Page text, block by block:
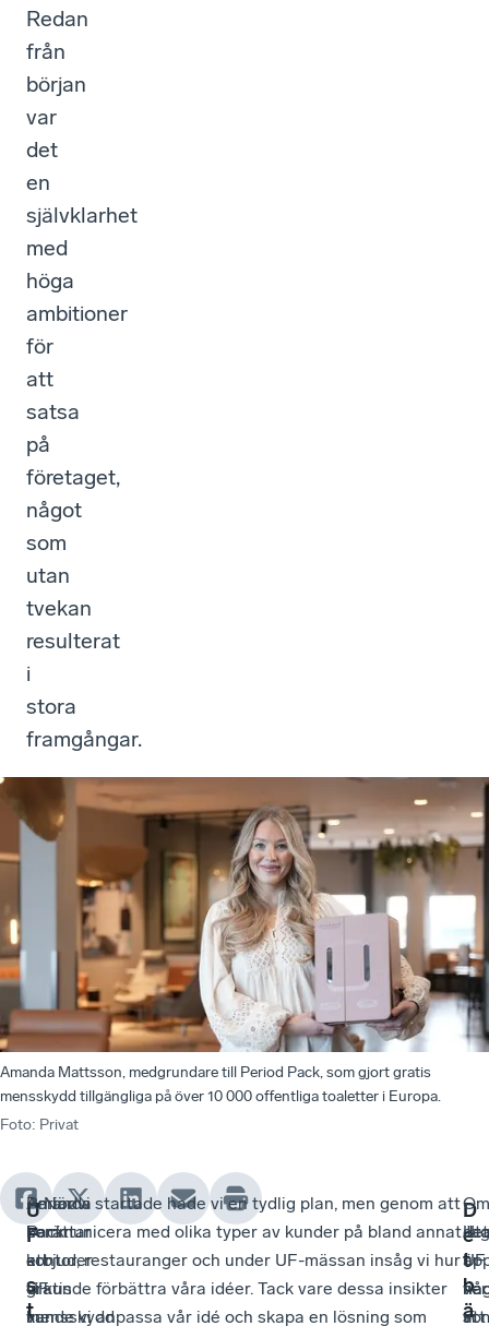
Redan
från
början
var
det
en
självklarhet
med
höga
ambitioner
för
att
satsa
på
företaget,
något
som
utan
tvekan
resulterat
i
stora
framgångar.
Amanda Mattsson, medgrundare till Period Pack, som gjort gratis
mensskydd tillgängliga på över 10 000 offentliga toaletter i Europa.
Foto: Privat
Period
Pack
erbjuder
gratis
mensskydd
U
F
-
s
t
Amanda
berättar
att
UF
var
– När vi startade hade vi en tydlig plan, men genom att
kommunicera med olika typer av kunder på bland annat
kontor, restauranger och under UF-mässan insåg vi hur
vi kunde förbättra våra idéer. Tack vare dessa insikter
kunde vi anpassa vår idé och skapa en lösning som
–
UF
vi
D
e
t
b
ä
Om
det
är
–
Jag
att